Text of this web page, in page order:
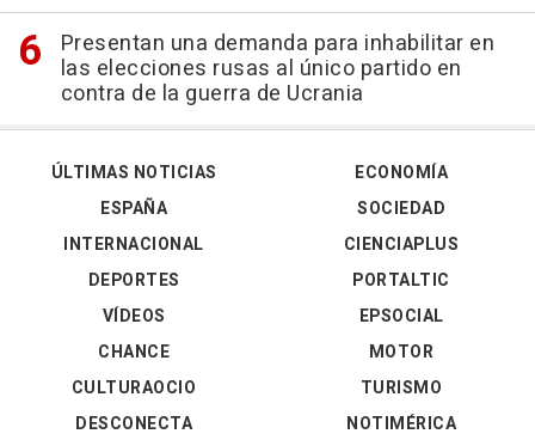
Presentan una demanda para inhabilitar en
las elecciones rusas al único partido en
contra de la guerra de Ucrania
ÚLTIMAS NOTICIAS
ESPAÑA
INTERNACIONAL
DEPORTES
VÍDEOS
ECONOMÍA
SOCIEDAD
CIENCIAPLUS
PORTALTIC
EPSOCIAL
CHANCE
CULTURAOCIO
DESCONECTA
MOTOR
TURISMO
NOTIMÉRICA